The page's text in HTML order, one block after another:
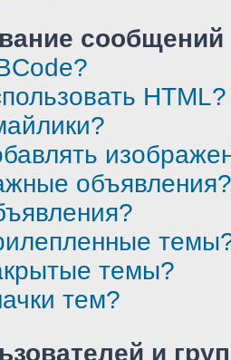
HTML?
объявления?
темы?
тем?
и